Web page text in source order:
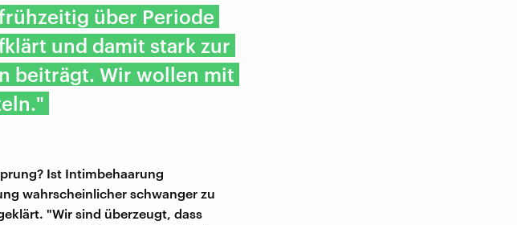
über Periode
und damit stark zur
beiträgt. Wir wollen mit
Ist Intimbehaarung
wahrscheinlicher schwanger zu
"Wir sind überzeugt, dass